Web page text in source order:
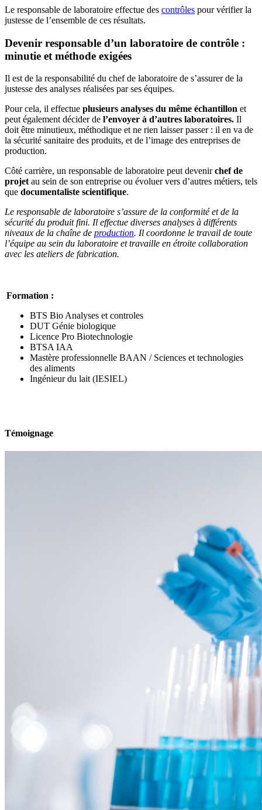
Le responsable de laboratoire effectue des contrôles pour vérifier la
justesse de l’ensemble de ces résultats.
Devenir responsable d’un laboratoire de contrôle :
minutie et méthode exigées
Il est de la responsabilité du chef de laboratoire de s’assurer de la
justesse des analyses réalisées par ses équipes.
Pour cela, il effectue plusieurs analyses du même échantillon et
peut également décider de l’envoyer à d’autres laboratoires. Il
doit être minutieux, méthodique et ne rien laisser passer : il en va de
la sécurité sanitaire des produits, et de l’image des entreprises de
production.
Côté carrière, un responsable de laboratoire peut devenirchef de
projetau sein de son entreprise ou évoluer vers d’autres métiers, tels
que documentaliste scientifique.
Le responsable de laboratoire s’assure de la conformité et de la
sécurité du produit fini. Il effectue diverses analyses à différents
niveaux de la chaîne de production. Il coordonne le travail de toute
l’équipe au sein du laboratoire et travaille en étroite collaboration
avec les ateliers de fabrication.
Formation :
BTS Bio Analyses et controles
DUT Génie biologique
Licence Pro Biotechnologie
BTSA IAA
Mastère professionnelle BAAN / Sciences et technologies
des aliments
Ingénieur du lait (IESIEL)
Témoignage